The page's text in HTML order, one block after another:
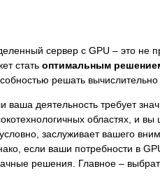
сервер с GPU – это не
стать оптимальным
решать
ваша деятельность требует
областях, и
заслуживает вашего
если ваши потребности в
решения. Главное –